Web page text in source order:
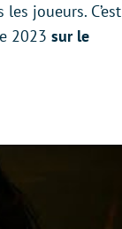
joueurs. C’est
2023 sur le